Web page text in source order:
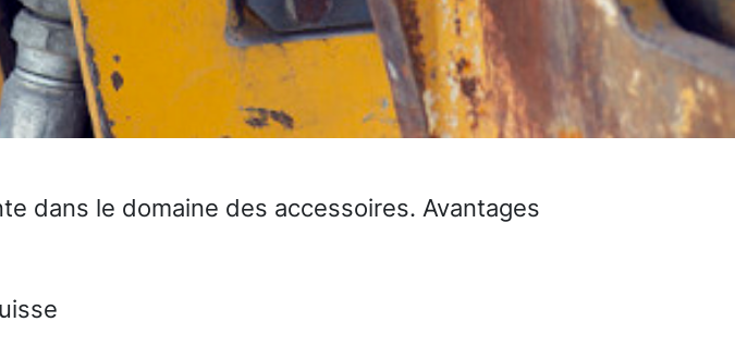
dans le domaine des accessoires. Avantages